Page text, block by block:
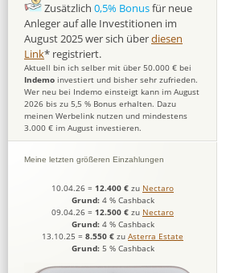
Zusätzlich 0,5% Bonusfür neue
Anleger auf alle Investitionen im
August 2025 wer sich überdiesen
Link* registriert.
Aktuell bin ich selber mit über 50.000 € bei
Indemo investiert und bisher sehr zufrieden.
Wer neu bei Indemo einsteigt kann im August
2026 bis zu 5,5 % Bonus erhalten. Dazu
meinen Werbelink nutzen und mindestens
3.000 € im August investieren.
Meine letzten größeren Einzahlungen
10.04.26 = 12.400 € zu Nectaro
Grund: 4 % Cashback
09.04.26 = 12.500 € zu Nectaro
Grund: 4 % Cashback
13.10.25 = 8.550 € zu Asterra Estate
Grund: 5 % Cashback